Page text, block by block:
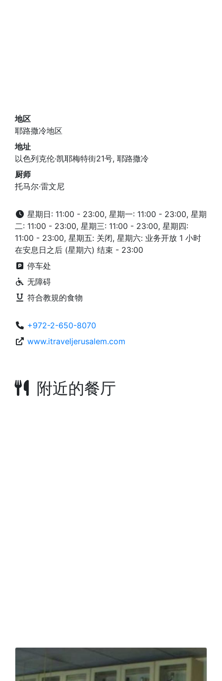
地区
耶路撒冷地区
地址
以色列克伦·凯耶梅特街21号, 耶路撒冷
厨师
托马尔·雷文尼
星期日: 11:00 - 23:00, 星期一: 11:00 - 23:00, 星期
二: 11:00 - 23:00, 星期三: 11:00 - 23:00, 星期四:
11:00 - 23:00, 星期五: 关闭, 星期六: 业务开放 1 小时
在安息日之后 (星期六) 结束 - 23:00
停车处
无障碍
符合教規的食物
+972-2-650-8070
www.itraveljerusalem.com
附近的餐厅